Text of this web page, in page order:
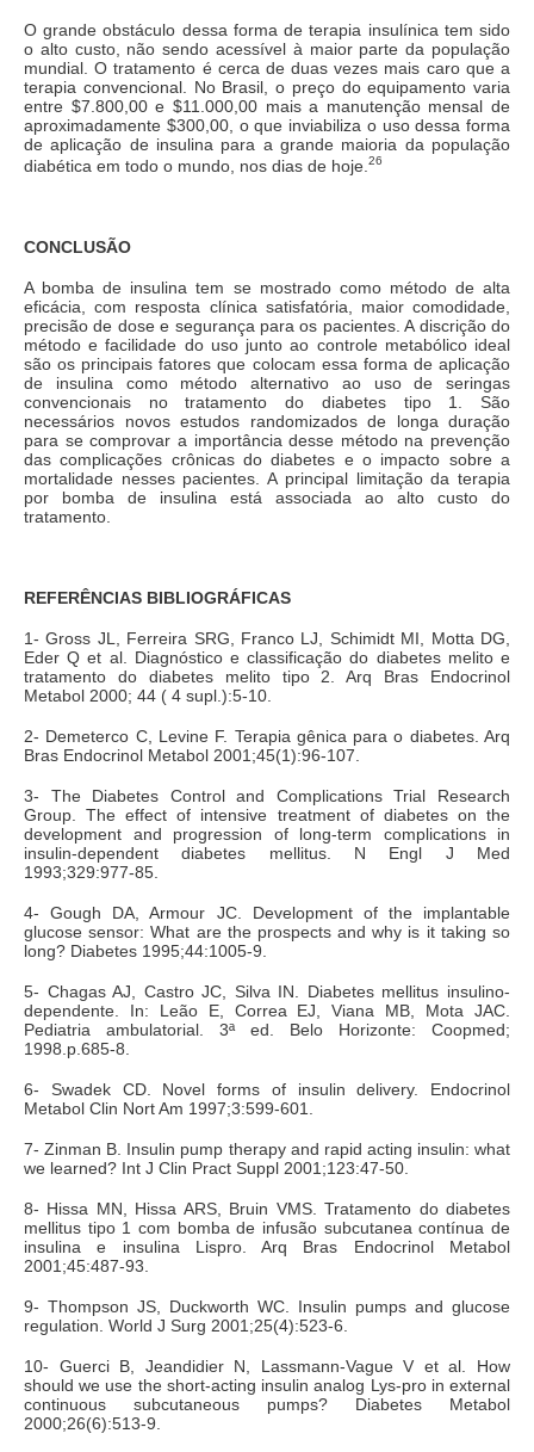
O grande obstáculo dessa forma de terapia insulínica tem sido
o alto custo, não sendo acessível à maior parte da população
mundial. O tratamento é cerca de duas vezes mais caro que a
terapia convencional. No Brasil, o preço do equipamento varia
entre $7.800,00 e $11.000,00 mais a manutenção mensal de
aproximadamente $300,00, o que inviabiliza o uso dessa forma
de aplicação de insulina para a grande maioria da população
diabética em todo o mundo, nos dias de hoje. 26
CONCLUSÃO
A bomba de insulina tem se mostrado como método de alta
eficácia, com resposta clínica satisfatória, maior comodidade,
precisão de dose e segurança para os pacientes. A discrição do
método e facilidade do uso junto ao controle metabólico ideal
são os principais fatores que colocam essa forma de aplicação
de insulina como método alternativo ao uso de seringas
convencionais no tratamento do diabetes tipo 1. São
necessários novos estudos randomizados de longa duração
para se comprovar a importância desse método na prevenção
das complicações crônicas do diabetes e o impacto sobre a
mortalidade nesses pacientes. A principal limitação da terapia
por bomba de insulina está associada ao alto custo do
tratamento.
REFERÊNCIAS BIBLIOGRÁFICAS
1- Gross JL, Ferreira SRG, Franco LJ, Schimidt MI, Motta DG,
Eder Q et al. Diagnóstico e classificação do diabetes melito e
tratamento do diabetes melito tipo 2. Arq Bras Endocrinol
Metabol 2000; 44 ( 4 supl.):5-10.
2- Demeterco C, Levine F. Terapia gênica para o diabetes. Arq
Bras Endocrinol Metabol 2001;45(1):96-107.
3- The Diabetes Control and Complications Trial Research
Group. The effect of intensive treatment of diabetes on the
development and progression of long-term complications in
insulin-dependent diabetes mellitus. N Engl J Med
1993;329:977-85.
4- Gough DA, Armour JC. Development of the implantable
glucose sensor: What are the prospects and why is it taking so
long? Diabetes 1995;44:1005-9.
5- Chagas AJ, Castro JC, Silva IN. Diabetes mellitus insulino-
dependente. In: Leão E, Correa EJ, Viana MB, Mota JAC.
Pediatria ambulatorial. 3ª ed. Belo Horizonte: Coopmed;
1998.p.685-8.
6- Swadek CD. Novel forms of insulin delivery. Endocrinol
Metabol Clin Nort Am 1997;3:599-601.
7- Zinman B. Insulin pump therapy and rapid acting insulin: what
we learned? Int J Clin Pract Suppl 2001;123:47-50.
8- Hissa MN, Hissa ARS, Bruin VMS. Tratamento do diabetes
mellitus tipo 1 com bomba de infusão subcutanea contínua de
insulina e insulina Lispro. Arq Bras Endocrinol Metabol
2001;45:487-93.
9- Thompson JS, Duckworth WC. Insulin pumps and glucose
regulation. World J Surg 2001;25(4):523-6.
10- Guerci B, Jeandidier N, Lassmann-Vague V et al. How
should we use the short-acting insulin analog Lys-pro in external
continuous subcutaneous pumps? Diabetes Metabol
2000;26(6):513-9.